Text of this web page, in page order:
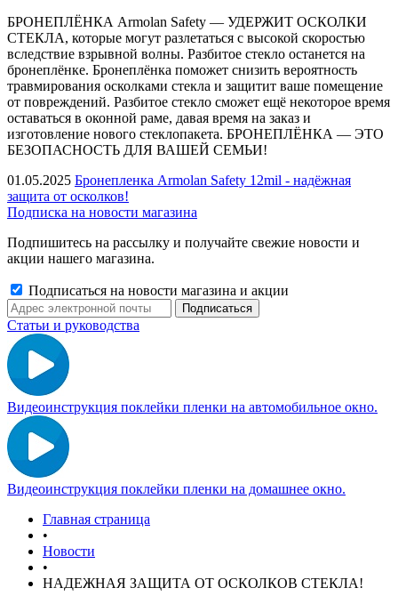
БРОНЕПЛЁНКА Armolan Safety — УДЕРЖИТ ОСКОЛКИ
СТЕКЛА, которые могут разлетаться с высокой скоростью
вследствие взрывной волны. Разбитое стекло останется на
бронеплёнке. Бронеплёнка поможет снизить вероятность
травмирования осколками стекла и защитит ваше помещение
от повреждений. Разбитое стекло сможет ещё некоторое время
оставаться в оконной раме, давая время на заказ и
изготовление нового стеклопакета. БРОНЕПЛЁНКА — ЭТО
БЕЗОПАСНОСТЬ ДЛЯ ВАШЕЙ СЕМЬИ!
01.05.2025 Бронепленка Armolan Safety 12mil - надёжная
защита от осколков!
Подписка на новости магазина
Подпишитесь на рассылку и получайте свежие новости и
акции нашего магазина.
Подписаться на новости магазина и акции
Статьи и руководства
Видеоинструкция поклейки пленки на автомобильное окно.
Видеоинструкция поклейки пленки на домашнее окно.
Главная страница
•
Новости
•
НАДЕЖНАЯ ЗАЩИТА ОТ ОСКОЛКОВ СТЕКЛА!